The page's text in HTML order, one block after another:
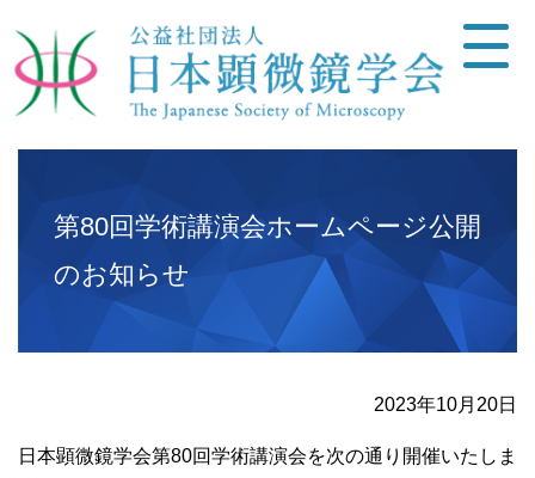
第80回学術講演会ホームページ公開
のお知らせ
2023年10月20日
日本顕微鏡学会第80回学術講演会を次の通り開催いたしま